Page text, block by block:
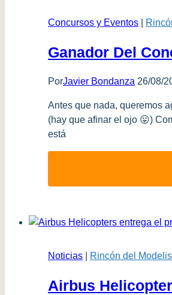
Concursos y Eventos
Ganador Del
PorJavier Bondanza 26/08/
Antes que nada, queremos
(hay que afinar el ojo 😛)
está
Noticias
Rincón del
Airbus